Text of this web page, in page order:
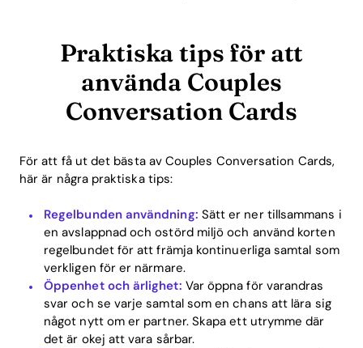
Praktiska tips för att
använda Couples
Conversation Cards
För att få ut det bästa av Couples Conversation Cards,
här är några praktiska tips:
Regelbunden användning: Sätt er ner tillsammans i
en avslappnad och ostörd miljö och använd korten
regelbundet för att främja kontinuerliga samtal som
verkligen för er närmare.
Öppenhet och ärlighet: Var öppna för varandras
svar och se varje samtal som en chans att lära sig
något nytt om er partner. Skapa ett utrymme där
det är okej att vara sårbar.